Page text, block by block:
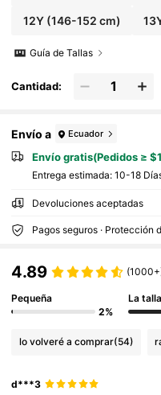
12Y(146-152 cm)
Guía de Tallas
Cantidad:
Envío a Ecuador
Envío gratis(Pedidos ≥
Entrega estimada: 10-18
Devoluciones aceptadas
Pagos seguros · Protección
4.89
Pequeña
2%
La
lo volveré a comprar(54)
d***3